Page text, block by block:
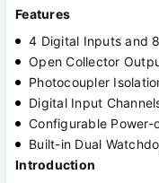
Features
4 Digital Inputs and
Open Collector
Photocoupler
Digital Input
Configurable Power-
Built-in Dual
Introduction